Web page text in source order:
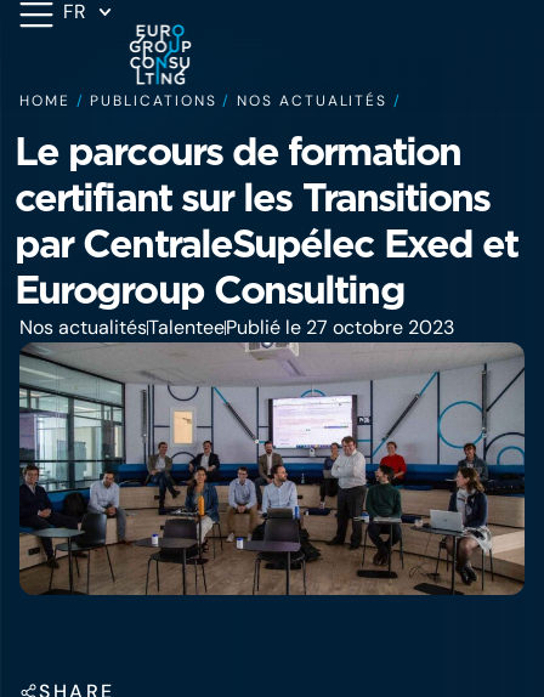
FR
HOME / PUBLICATIONS /NOS ACTUALITÉS /
Le parcours de formation
certifiant sur les Transitions
par CentraleSupélec Exed et
Eurogroup Consulting
Nos actualitésTalenteePublié le 27 octobre 2023
SHARE